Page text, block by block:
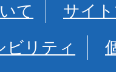
て
サイ
ビリティ